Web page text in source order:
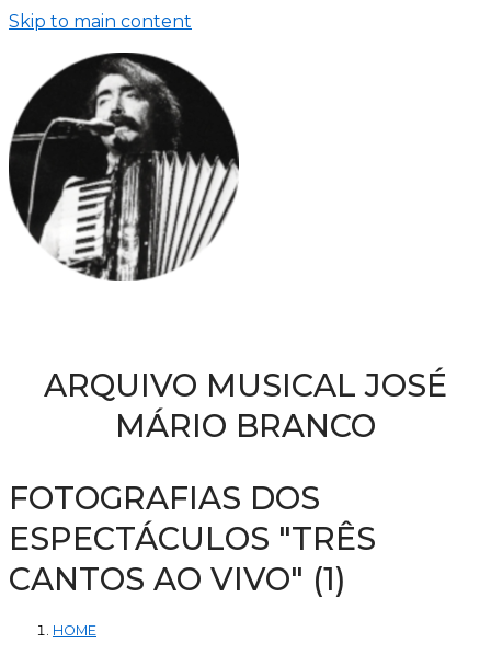
Skip to main content
ARQUIVO MUSICAL JOSÉ
MÁRIO BRANCO
FOTOGRAFIAS DOS
ESPECTÁCULOS "TRÊS
CANTOS AO VIVO" (1)
HOME